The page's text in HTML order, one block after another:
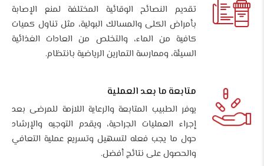
تقديم النصائح الوقائية المختلفة لمنع الإصابة
بأمراض الكلى والمسالك البولية، مثل تناول كميات
كافية من الماء، والتخلص من العادات الغذائية
السيئة، وممارسة التمارين الرياضية بانتظام.
متابعة ما بعد العملية
يوفر الطبيب المتابعة والرعاية اللازمة للمرضى بعد
إجراء العمليات الجراحية، ويقدم التوجيه والإرشاد
حول ما يجب فعله لتسهيل وتسريع عملية التعافي
والحصول على نتائج أفضل.